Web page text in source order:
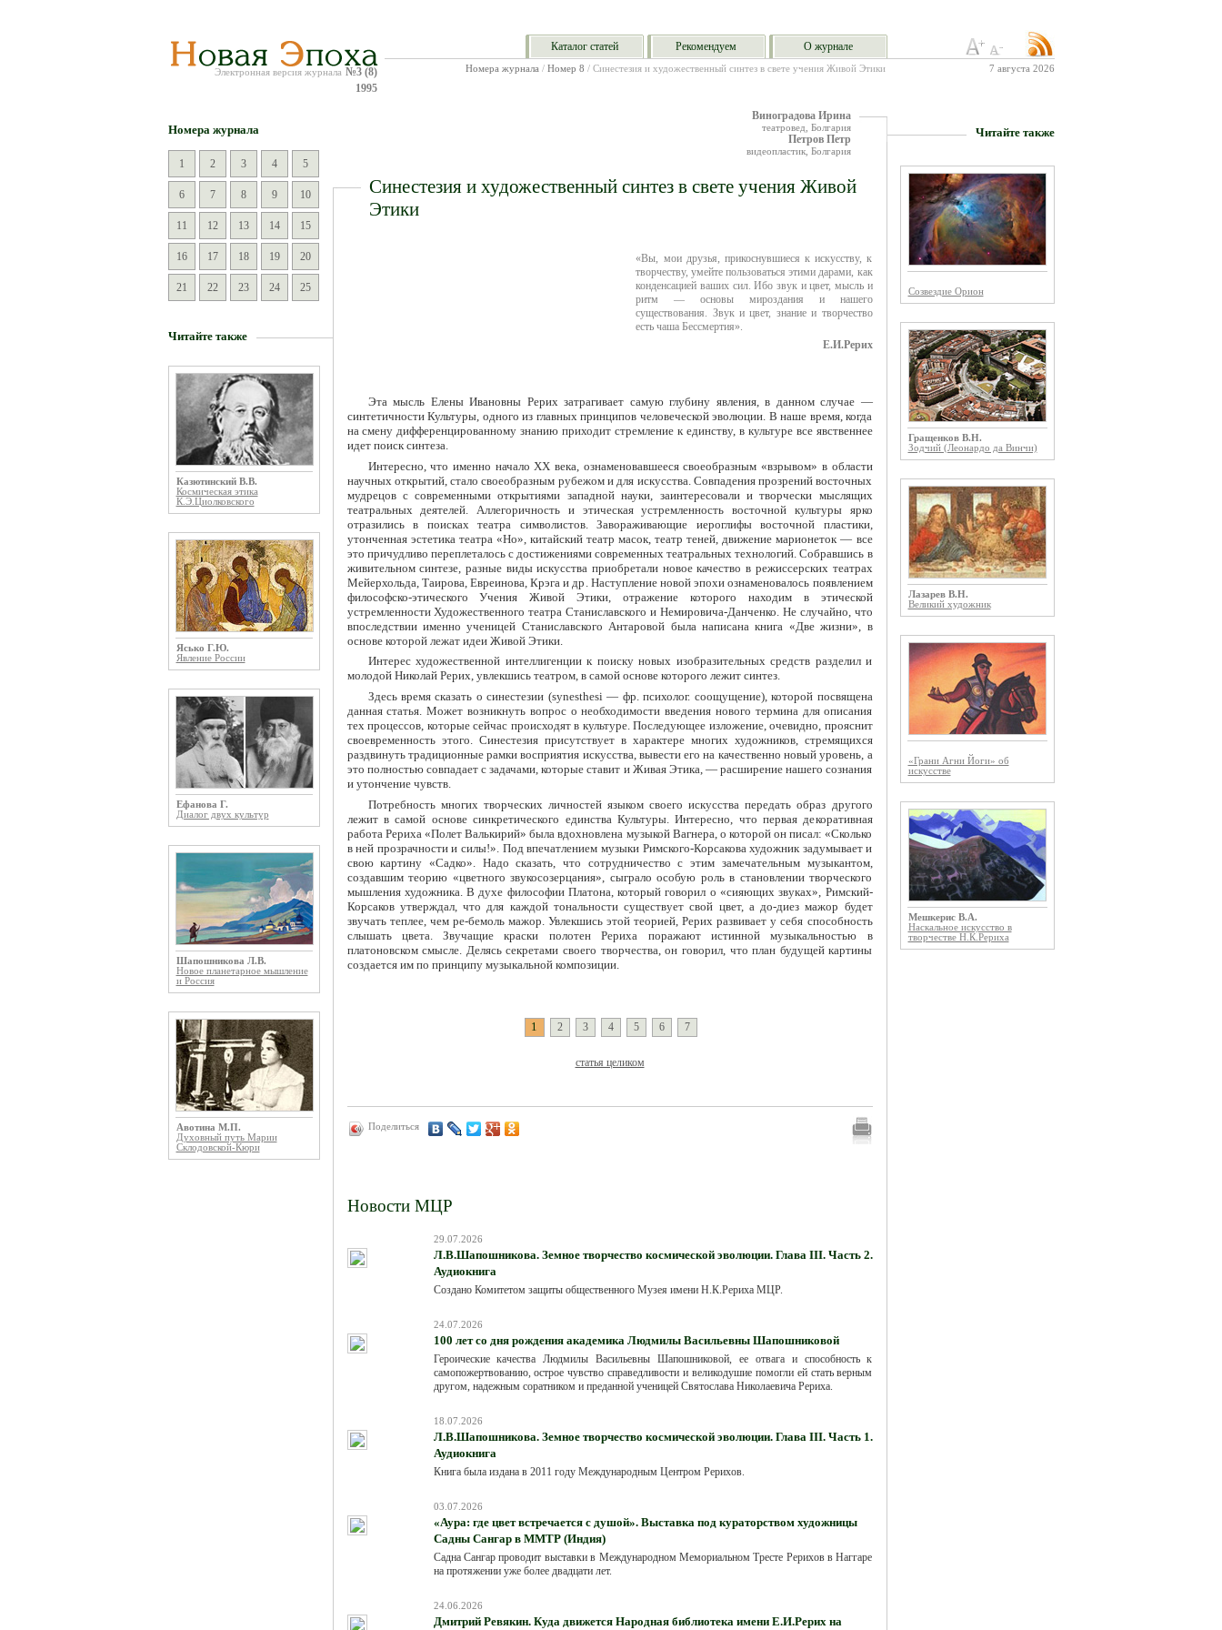
Электронная версия журнала №3 (8)
1995
Каталог статей Рекомендуем О журнале
7 августа 2026
Номера журнала / Номер 8 / Синестезия и художественный синтез в свете учения Живой Этики
Номера журнала
1 2 3 4 5
6 7 8 9 10
11 12 13 14 15
16 17 18 19 20
21 22 23 24 25
Читайте также
Казютинский В.В.
Космическая этика
К.Э.Циолковского
Ясько Г.Ю.
Явление России
Ефанова Г.
Диалог двух культур
Шапошникова Л.В.
Новое планетарное мышление
и Россия
Авотина М.П.
Духовный путь Марии
Склодовской-Кюри
Виноградова Ирина
театровед, Болгария
Петров Петр
видеопластик, Болгария
Синестезия и художественный синтез в свете учения Живой
Этики
«Вы, мои друзья, прикоснувшиеся к искусству, к
творчеству, умейте пользоваться этими дарами, как
конденсацией ваших сил. Ибо звук и цвет, мысль и
ритм — основы мироздания и нашего
существования. Звук и цвет, знание и творчество
есть чаша Бессмертия».
Е.И.Рерих
Эта мысль Елены Ивановны Рерих затрагивает самую глубину явления, в данном случае —
синтетичности Культуры, одного из главных принципов человеческой эволюции. В наше время, когда
на смену дифференцированному знанию приходит стремление к единству, в культуре все явственнее
идет поиск синтеза.
Интересно, что именно начало XX века, ознаменовавшееся своеобразным «взрывом» в области
научных открытий, стало своеобразным рубежом и для искусства. Совпадения прозрений восточных
мудрецов с современными открытиями западной науки, заинтересовали и творчески мыслящих
театральных деятелей. Аллегоричность и этическая устремленность восточной культуры ярко
отразились в поисках театра символистов. Завораживающие иероглифы восточной пластики,
утонченная эстетика театра «Но», китайский театр масок, театр теней, движение марионеток — все
это причудливо переплеталось с достижениями современных театральных технологий. Собравшись в
живительном синтезе, разные виды искусства приобретали новое качество в режиссерских театрах
Мейерхольда, Таирова, Евреинова, Крэга и др. Наступление новой эпохи ознаменовалось появлением
философско-этического Учения Живой Этики, отражение которого находим в этической
устремленности Художественного театра Станиславского и Немировича-Данченко. Не случайно, что
впоследствии именно ученицей Станиславского Антаровой была написана книга «Две жизни», в
основе которой лежат идеи Живой Этики.
Интерес художественной интеллигенции к поиску новых изобразительных средств разделил и
молодой Николай Рерих, увлекшись театром, в самой основе которого лежит синтез.
Здесь время сказать о синестезии (synesthesi — фр. психолог. соощущение), которой посвящена
данная статья. Может возникнуть вопрос о необходимости введения нового термина для описания
тех процессов, которые сейчас происходят в культуре. Последующее изложение, очевидно, прояснит
своевременность этого. Синестезия присутствует в характере многих художников, стремящихся
раздвинуть традиционные рамки восприятия искусства, вывести его на качественно новый уровень, а
это полностью совпадает с задачами, которые ставит и Живая Этика, — расширение нашего сознания
и утончение чувств.
Потребность многих творческих личностей языком своего искусства передать образ другого
лежит в самой основе синкретического единства Культуры. Интересно, что первая декоративная
работа Рериха «Полет Валькирий» была вдохновлена музыкой Вагнера, о которой он писал: «Сколько
в ней прозрачности и силы!». Под впечатлением музыки Римского-Корсакова художник задумывает и
свою картину «Садко». Надо сказать, что сотрудничество с этим замечательным музыкантом,
создавшим теорию «цветного звукосозерцания», сыграло особую роль в становлении творческого
мышления художника. В духе философии Платона, который говорил о «сияющих звуках», Римский-
Корсаков утверждал, что для каждой тональности существует свой цвет, а до-диез мажор будет
звучать теплее, чем ре-бемоль мажор. Увлекшись этой теорией, Рерих развивает у себя способность
слышать цвета. Звучащие краски полотен Рериха поражают истинной музыкальностью в
платоновском смысле. Делясь секретами своего творчества, он говорил, что план будущей картины
создается им по принципу музыкальной композиции.
1 2 3 4 5 6 7
статья целиком
Поделиться
Новости МЦР
29.07.2026
Л.В.Шапошникова. Земное творчество космической эволюции. Глава III. Часть 2.
Аудиокнига
Создано Комитетом защиты общественного Музея имени Н.К.Рериха МЦР.
24.07.2026
100 лет со дня рождения академика Людмилы Васильевны Шапошниковой
Героические качества Людмилы Васильевны Шапошниковой, ее отвага и способность к
самопожертвованию, острое чувство справедливости и великодушие помогли ей стать верным
другом, надежным соратником и преданной ученицей Святослава Николаевича Рериха.
18.07.2026
Л.В.Шапошникова. Земное творчество космической эволюции. Глава III. Часть 1.
Аудиокнига
Книга была издана в 2011 году Международным Центром Рерихов.
03.07.2026
«Аура: где цвет встречается с душой». Выставка под кураторством художницы
Садны Сангар в ММТР (Индия)
Садна Сангар проводит выставки в Международном Мемориальном Тресте Рерихов в Наггаре
на протяжении уже более двадцати лет.
24.06.2026
Дмитрий Ревякин. Куда движется Народная библиотека имени Е.И.Рерих на
Читайте также
Созвездие Орион
Гращенков В.Н.
Зодчий (Леонардо да Винчи)
Лазарев В.Н.
Великий художник
«Грани Агни Йоги» об
искусстве
Мешкерис В.А.
Наскальное искусство в
творчестве Н.К.Рериха